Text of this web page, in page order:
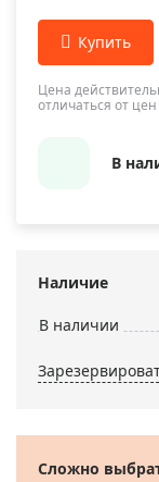
Цена
отличаться от
В
Наличие
В наличии
Сложно